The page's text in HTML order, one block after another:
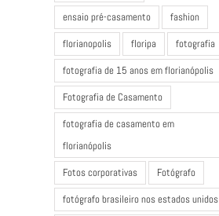
ensaio pré-casamento
fashion
florianopolis
floripa
fotografia
fotografia de 15 anos em florianópolis
Fotografia de Casamento
fotografia de casamento em
florianópolis
Fotos corporativas
Fotógrafo
fotógrafo brasileiro nos estados unidos